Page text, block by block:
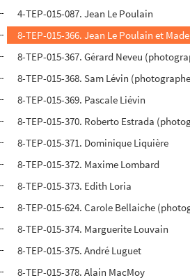
4-TEP-015-087. Jean Le Poulain
8-TEP-015-366. Jean Le Poulain et
8-TEP-015-367. Gérard Neveu
8-TEP-015-368. Sam Lévin
8-TEP-015-369. Pascale Liévin
8-TEP-015-370. Roberto Estrada
8-TEP-015-371. Dominique Liquière
8-TEP-015-372. Maxime Lombard
8-TEP-015-373. Edith Loria
8-TEP-015-624. Carole Bellaiche
8-TEP-015-374. Marguerite Louvain
8-TEP-015-375. André Luguet
8-TEP-015-378. Alain MacMoy